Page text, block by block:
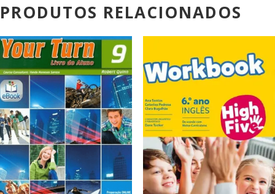
PRODUTOS RELACIONADOS
PROMOÇÃO! PROMOÇÃO!